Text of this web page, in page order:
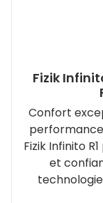
Fizik
Confort
Fizik Infinito
et